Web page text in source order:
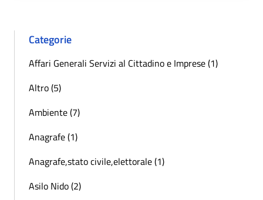
Categorie
Affari Generali Servizi al Cittadino e Imprese (1)
Altro (5)
Ambiente (7)
Anagrafe (1)
Anagrafe,stato civile,elettorale (1)
Asilo Nido (2)